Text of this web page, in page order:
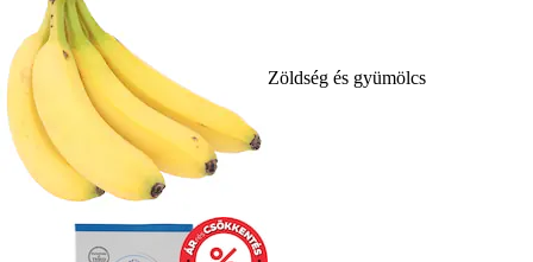
Zöldség és gyümölcs